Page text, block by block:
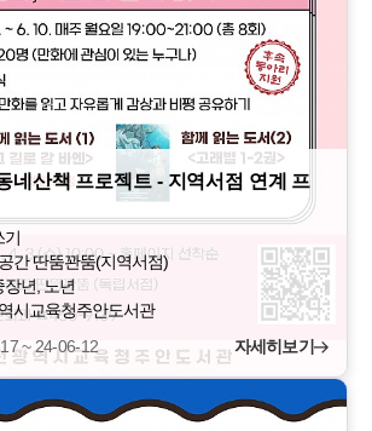
네산책 프로젝트 - 지역서점 연계 프
기
간 딴뚬꽌뚬(지역서점)
장년, 노년
시교육청주안도서관
~ 24-06-12
자세히보기